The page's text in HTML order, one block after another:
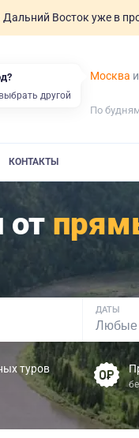
Дальний Восток уже в
Москва
По
КОНТАКТЫ
от
ДАТЫ
туров
другой